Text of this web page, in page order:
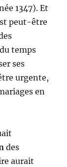
1347). Et
peut-être
temps
ses
urgente,
en
des
aurait